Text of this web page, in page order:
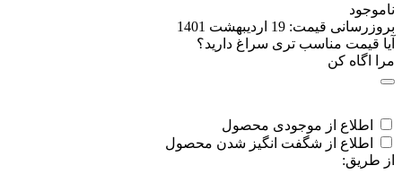
ناموجود
بروزرسانی قیمت: 19 اردیبهشت 1401
آیا قیمت مناسب تری سراغ دارید؟
مرا اگاه کن
اطلاع از موجودی محصول
اطلاع از شگفت انگیز شدن محصول
از طریق: